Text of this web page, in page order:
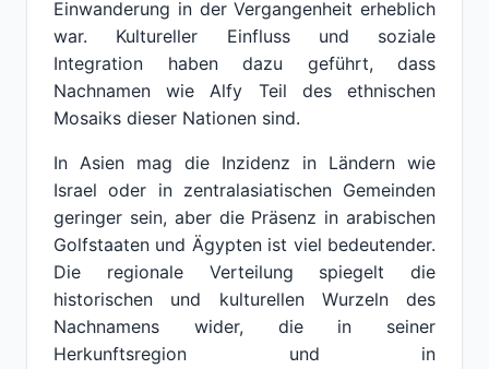
Einwanderung in der Vergangenheit erheblich
war. Kultureller Einfluss und soziale
Integration haben dazu geführt, dass
Nachnamen wie Alfy Teil des ethnischen
Mosaiks dieser Nationen sind.
In Asien mag die Inzidenz in Ländern wie
Israel oder in zentralasiatischen Gemeinden
geringer sein, aber die Präsenz in arabischen
Golfstaaten und Ägypten ist viel bedeutender.
Die regionale Verteilung spiegelt die
historischen und kulturellen Wurzeln des
Nachnamens wider, die in seiner
Herkunftsregion und in